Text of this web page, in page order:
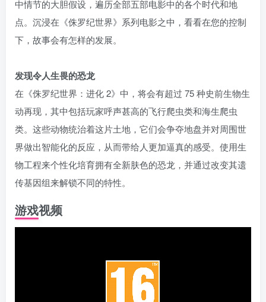
中情节的大胆假设，遍历全部五部电影中的各个时代和地
点。沉浸在《侏罗纪世界》系列电影之中，看看在您的控制
下，故事会有怎样的发展。
发现令人生畏的恐龙
在《侏罗纪世界：进化 2》中，将会有超过 75 种史前生物生
动再现，其中包括玩家呼声甚高的飞行爬虫类和海生爬虫
类。这些动物统治着这片土地，它们会争夺地盘并对周围世
界做出智能化的反应，从而带给人更加逼真的感受。使用生
物工程来个性化培育拥有全新肤色的恐龙，并通过改变其遗
传基因组来解锁不同的特性。
游戏视频